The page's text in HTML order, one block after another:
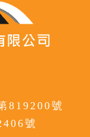
819200號
號